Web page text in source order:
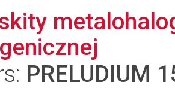
PRELUDIUM